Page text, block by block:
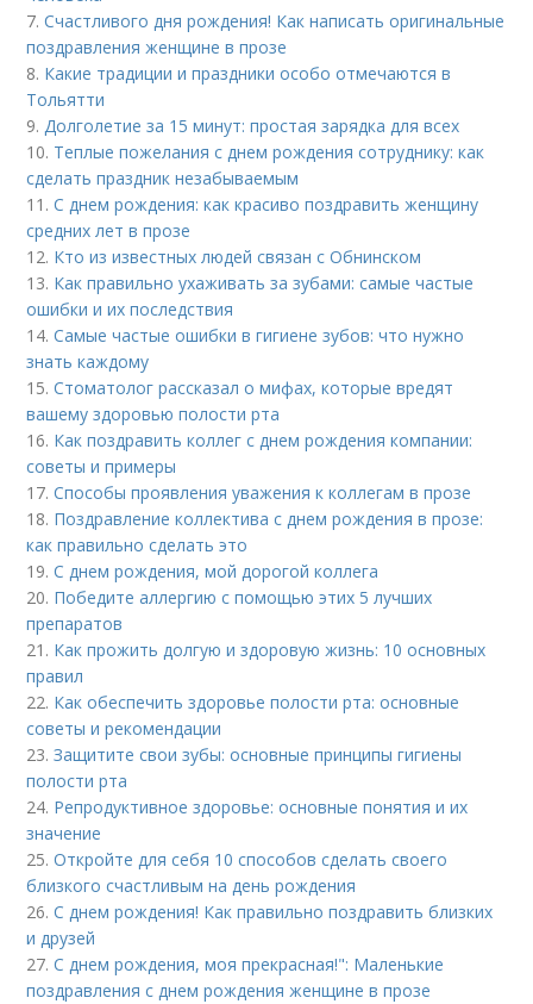
7.Счастливого дня рождения! Как написать оригинальные
поздравления женщине в прозе
8. Какие традиции и праздники особо отмечаются в
Тольятти
9.Долголетие за 15 минут: простая зарядка для всех
10. Теплые пожелания с днем рождения сотруднику: как
сделать праздник незабываемым
11.С днем рождения: как красиво поздравить женщину
средних лет в прозе
12. Кто из известных людей связан с Обнинском
13. Как правильно ухаживать за зубами: самые частые
ошибки и их последствия
14.Самые частые ошибки в гигиене зубов: что нужно
знать каждому
15.Стоматолог рассказал о мифах, которые вредят
вашему здоровью полости рта
16. Как поздравить коллег с днем рождения компании:
советы и примеры
17.Способы проявления уважения к коллегам в прозе
18. Поздравление коллектива с днем рождения в прозе:
как правильно сделать это
19.С днем рождения, мой дорогой коллега
20. Победите аллергию с помощью этих 5 лучших
препаратов
21. Как прожить долгую и здоровую жизнь: 10 основных
правил
22. Как обеспечить здоровье полости рта: основные
советы и рекомендации
23.Защитите свои зубы: основные принципы гигиены
полости рта
24. Репродуктивное здоровье: основные понятия и их
значение
25.Откройте для себя 10 способов сделать своего
близкого счастливым на день рождения
26.С днем рождения! Как правильно поздравить близких
и друзей
27.С днем рождения, моя прекрасная!": Маленькие
поздравления с днем рождения женщине в прозе